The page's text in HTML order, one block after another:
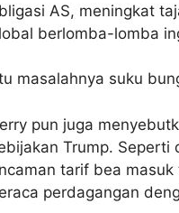
AS, meningkat
berlomba-lomba
masalahnya suku
pun juga
Trump. Seperti
tarif bea
perdagangan